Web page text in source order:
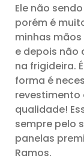
Ele não
porém é
minhas
e depois não
na frigideira.
forma é
revestimento
qualidade!
sempre pelo
panelas
Ramos.